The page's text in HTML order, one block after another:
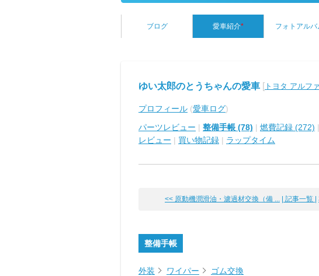
ブログ 愛車紹介* フォトアルバ
ゆい太郎のとうちゃんの愛車 [ トヨタ アルフ
プロフィール (愛車ログ)
パーツレビュー | 整備手帳 (78) | 燃費記録 (272) |
レビュー | 買い物記録 | ラップタイム
<< 原動機潤滑油・濾過材交換（備 ... | 記事一覧 |
整備手帳
外装 ワイパー ゴム交換